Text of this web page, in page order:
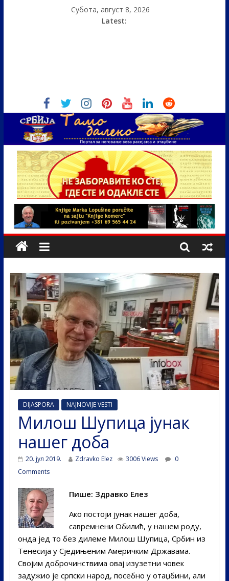
Субота, август 8, 2026
Latest:
DIJASPORA NAJNOVIJE VESTI
Милош Шупица јунак
нашег доба
20. јул 2019. Zdravko Elez 3006 Views
0
Comments
Пише: Здравко Елез
Ако постоји јунак нашег доба,
савремнени Обилић, у нашем роду,
онда јед то без дилеме Милош Шупица, Србин из
Тенесија у Сједињеним Америчким Државама.
Својим доброчинствима овај изузетни човек
задужио је српски народ, посебно у отаџбини, али